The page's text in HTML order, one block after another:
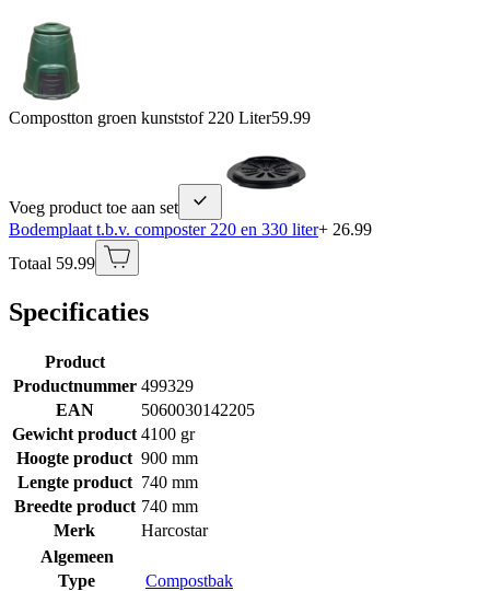
Compostton groen kunststof 220 Liter59.99
Voeg product toe aan set
Bodemplaat t.b.v. composter 220 en 330 liter+ 26.99
Totaal 59.99
Specificaties
Product
Productnummer 499329
EAN
5060030142205
Gewicht product 4100 gr
Hoogte product 900 mm
Lengte product 740 mm
Breedte product 740 mm
Merk
Harcostar
Algemeen
Type
Compostbak